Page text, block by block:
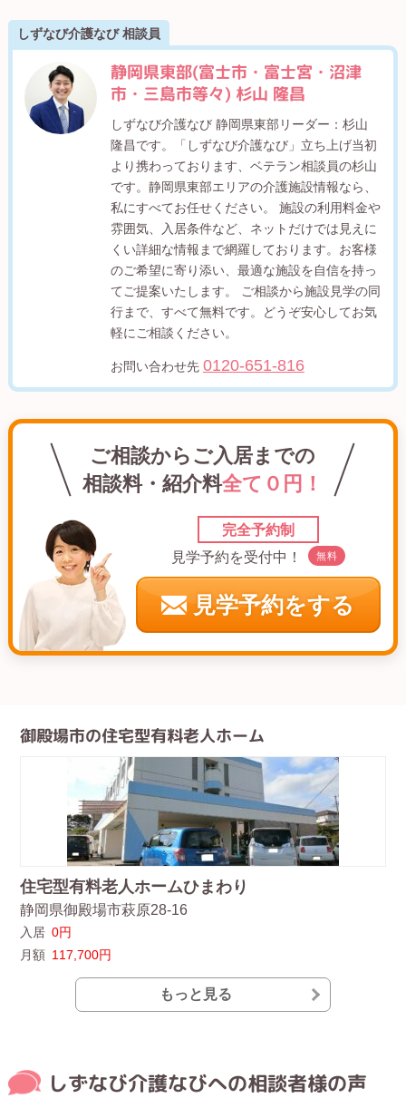
しずなび介護なび 相談員
静岡県東部(富士市・富士宮・沼津
市・三島市等々) 杉山 隆昌
しずなび介護なび 静岡県東部リーダー：杉山
隆昌です。「しずなび介護なび」立ち上げ当初
より携わっております、ベテラン相談員の杉山
です。静岡県東部エリアの介護施設情報なら、
私にすべてお任せください。 施設の利用料金や
雰囲気、入居条件など、ネットだけでは見えに
くい詳細な情報まで網羅しております。お客様
のご希望に寄り添い、最適な施設を自信を持っ
てご提案いたします。 ご相談から施設見学の同
行まで、すべて無料です。どうぞ安心してお気
軽にご相談ください。
お問い合わせ先 0120-651-816
ご相談からご入居までの
相談料・紹介料全て０円！
完全予約制
見学予約を受付中！
無料
見学予約をする
御殿場市の住宅型有料老人ホーム
住宅型有料老人ホームひまわり
静岡県御殿場市萩原28-16
入居 0円
月額 117,700円
もっと見る
しずなび介護なびへの相談者様の声